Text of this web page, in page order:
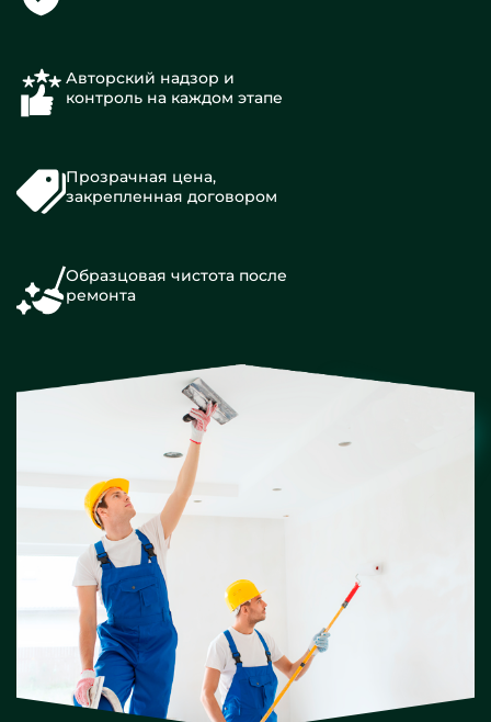
Авторский надзор и
контроль на каждом этапе
Прозрачная цена,
закрепленная договором
Образцовая чистота после
ремонта